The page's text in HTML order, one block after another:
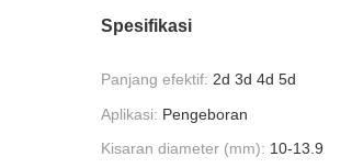
Spesifikasi
Panjang efektif: 2d 3d 4d 5d
Aplikasi: Pengeboran
Kisaran diameter (mm): 10-13.9